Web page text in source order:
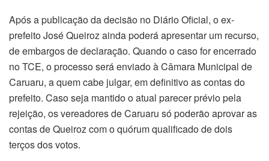
Após a publicação da decisão no Diário Oficial, o ex-
prefeito José Queiroz ainda poderá apresentar um recurso,
de embargos de declaração. Quando o caso for encerrado
no TCE, o processo será enviado à Câmara Municipal de
Caruaru, a quem cabe julgar, em definitivo as contas do
prefeito. Caso seja mantido o atual parecer prévio pela
rejeição, os vereadores de Caruaru só poderão aprovar as
contas de Queiroz com o quórum qualificado de dois
terços dos votos.